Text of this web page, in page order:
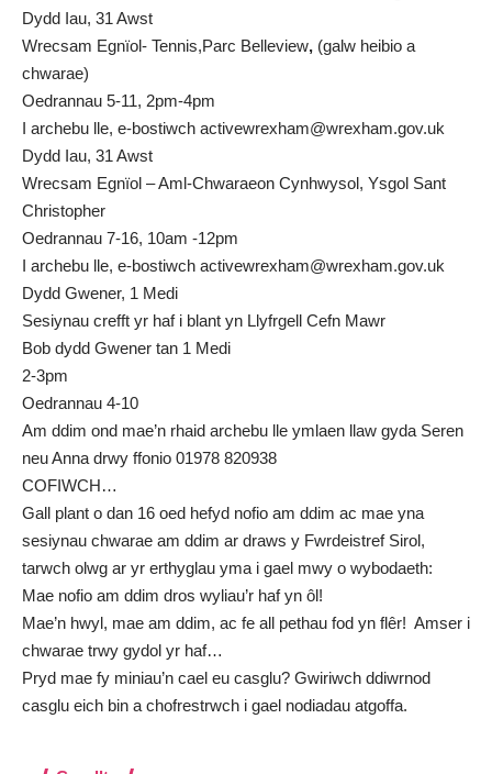
Dydd Iau, 31 Awst
Wrecsam Egnïol- Tennis,Parc Belleview, (galw heibio a
chwarae)
Oedrannau 5-11, 2pm-4pm
I archebu lle, e-bostiwch activewrexham@wrexham.gov.uk
Dydd Iau, 31 Awst
Wrecsam Egnïol – Aml-Chwaraeon Cynhwysol, Ysgol Sant
Christopher
Oedrannau 7-16, 10am -12pm
I archebu lle, e-bostiwch activewrexham@wrexham.gov.uk
Dydd Gwener, 1 Medi
Sesiynau crefft yr haf i blant yn Llyfrgell Cefn Mawr
Bob dydd Gwener tan 1 Medi
2-3pm
Oedrannau 4-10
Am ddim ond mae’n rhaid archebu lle ymlaen llaw gyda Seren
neu Anna drwy ffonio 01978 820938
COFIWCH…
Gall plant o dan 16 oed hefyd nofio am ddim ac mae yna
sesiynau chwarae am ddim ar draws y Fwrdeistref Sirol,
tarwch olwg ar yr erthyglau yma i gael mwy o wybodaeth:
Mae nofio am ddim dros wyliau’r haf yn ôl!
Mae’n hwyl, mae am ddim, ac fe all pethau fod yn flêr! Amser i
chwarae trwy gydol yr haf…
Pryd mae fy miniau’n cael eu casglu? Gwiriwch ddiwrnod
casglu eich bin a chofrestrwch i gael nodiadau atgoffa.